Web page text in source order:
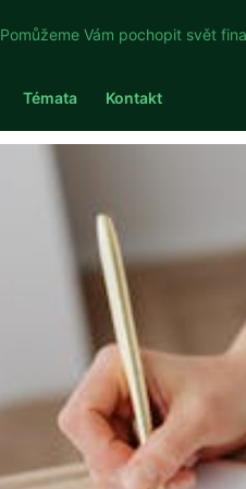
Pomůžeme Vám pochopit svět
Témata Kontakt